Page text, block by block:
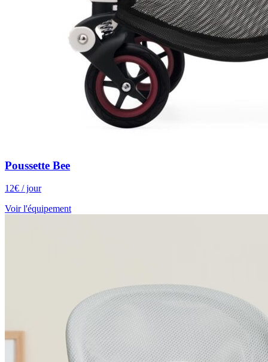
Poussette Bee
12€ / jour
Voir l'équipement